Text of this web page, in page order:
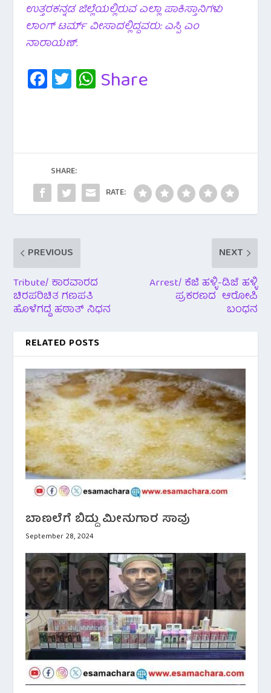
ಉತ್ತರಕನ್ನಡ ಜಿಲ್ಲೆಯಲ್ಲಿರುವ ಎಲ್ಲಾ ಪಾಕಿಸ್ತಾನಿಗಳು
ಲಾಂಗ್ ಟರ್ಮ್ ವೀಸಾದಲ್ಲಿದ್ದವರು: ಎಸ್ಪಿ ಎಂ
ನಾರಾಯಣ್.
Fa
c
o
o
k
T
wi
W
A
p
p
Share
SHARE:
RATE:
PREVIOUS
Tribute/ ಕಾರವಾರದ
ಚಿರಪರಿಚಿತ ಗಣಪತಿ
ಹೊಳೆಗದ್ದೆ ಹಠಾತ್ ನಿಧನ
NEXT
Arrest/ ಕೆಜಿ ಹಳ್ಳಿ-ಡಿಜೆ ಹಳ್ಳಿ
ಪ್ರಕರಣದ ಆರೋಪಿ
ಬಂಧನ
RELATED POSTS
ಬಾಣಲೆಗೆ ಬಿದ್ದು ಮೀನುಗಾರ ಸಾವು
September 28, 2024